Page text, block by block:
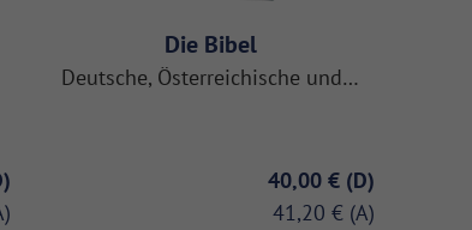
Die Bibel
Deutsche, Österreichische und…
40,00 €
41,20 €